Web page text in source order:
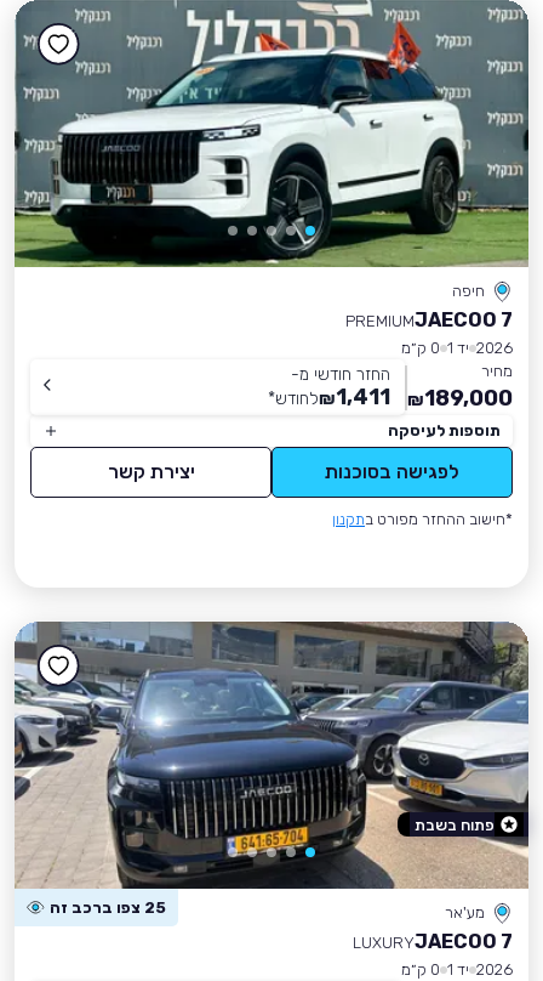
חיפה
JAECOO 7
PREMIUM
2026 יד 1
0 ק״מ
מחיר
189,000
₪
החזר חודשי מ-
1,411
₪לחודש*
תוספות לעיסקה
לפגישה בסוכנות יצירת קשר
*חישוב ההחזר מפורט בתקנון
מע'אר 25 צפו ברכב זה
JAECOO 7
LUXURY
2026 יד 1
0 ק״מ
פתוח בשבת